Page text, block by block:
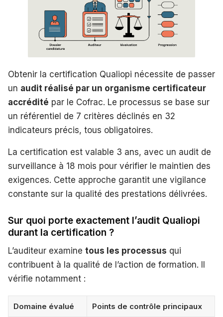
Obtenir la certification Qualiopi nécessite de passer
un audit réalisé par un organisme certificateur
accrédité par le Cofrac. Le processus se base sur
un référentiel de 7 critères déclinés en 32
indicateurs précis, tous obligatoires.
La certification est valable 3 ans, avec un audit de
surveillance à 18 mois pour vérifier le maintien des
exigences. Cette approche garantit une vigilance
constante sur la qualité des prestations délivrées.
Sur quoi porte exactement l’audit Qualiopi
durant la certification ?
L’auditeur examine tous les processus qui
contribuent à la qualité de l’action de formation. Il
vérifie notamment :
Domaine évalué Points de contrôle principaux